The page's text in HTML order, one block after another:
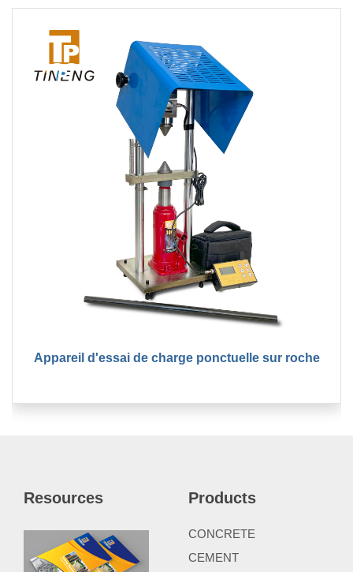
Appareil d'essai de charge ponctuelle sur roche
Resources Products
CONCRETE
CEMENT